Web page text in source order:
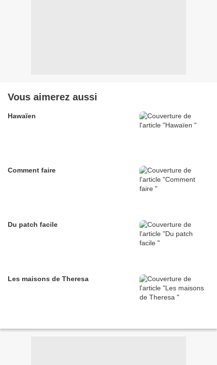
Vous aimerez aussi
Hawaïen
Comment faire
Du patch facile
Les maisons de Theresa